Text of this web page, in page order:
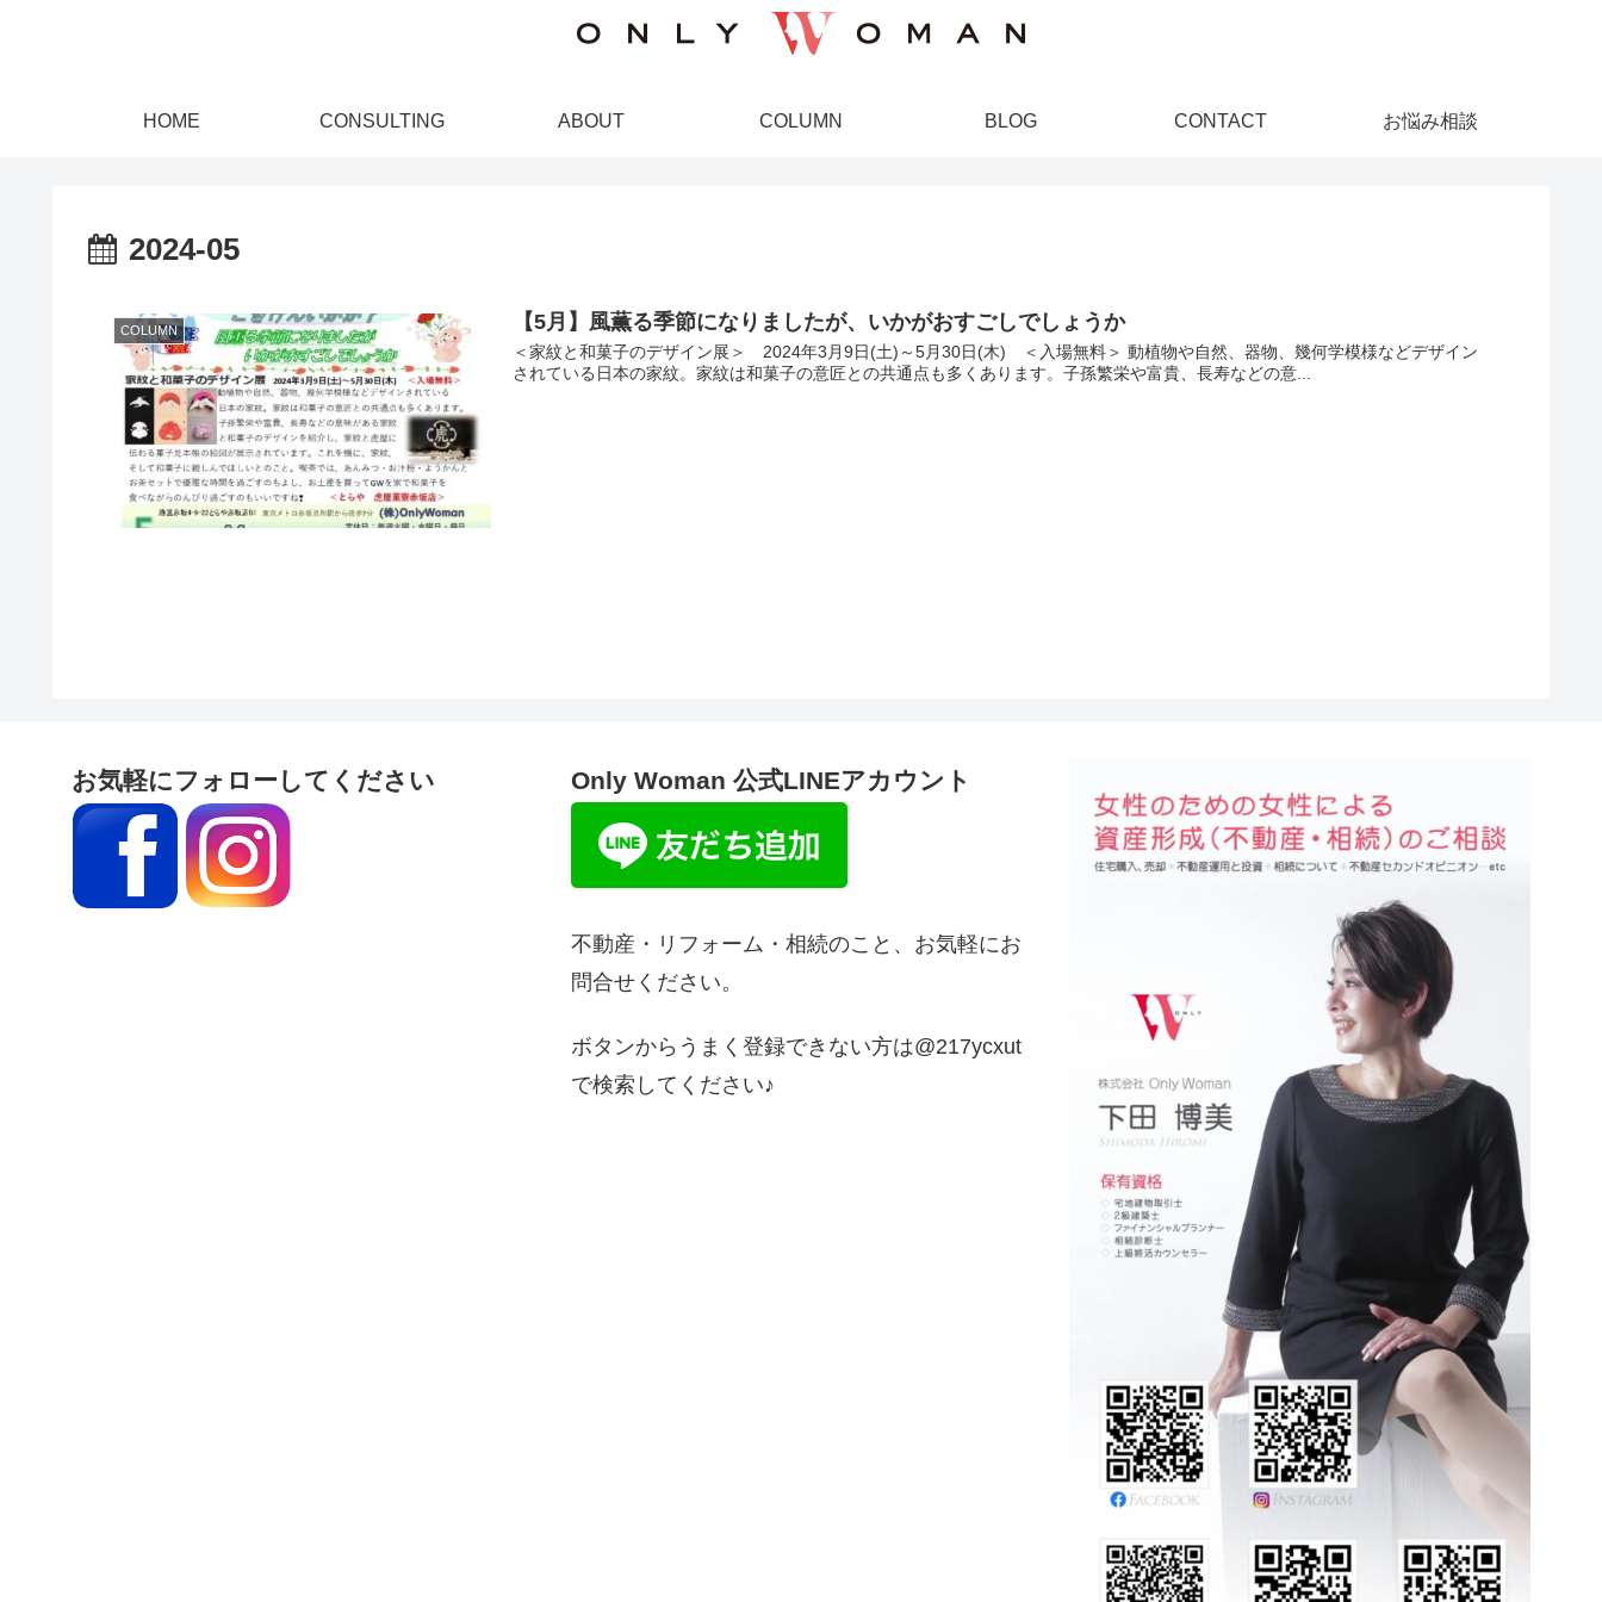
HOME CONSULTING ABOUT COLUMN BLOG CONTACT お悩み相談
2024-05
COLUMN 【5月】風薫る季節になりましたが、いかがおすごしでしょうか
＜家紋と和菓子のデザイン展＞ 2024年3月9日(土)～5月30日(木) ＜入場無料＞ 動植物や自然、器物、幾何学模様などデザイン
されている日本の家紋。家紋は和菓子の意匠との共通点も多くあります。子孫繁栄や富貴、長寿などの意...
お気軽にフォローしてください Only Woman 公式LINEアカウント
不動産・リフォーム・相続のこと、お気軽にお
問合せください。
ボタンからうまく登録できない方は@217ycxut
で検索してください♪